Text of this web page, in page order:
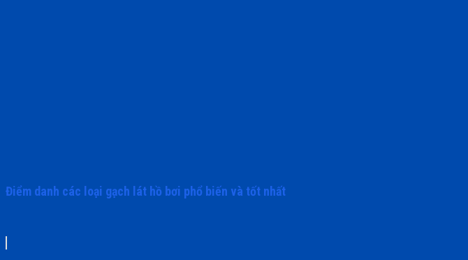
Điểm danh các loại gạch lát hồ bơi phổ biến và tốt nhất